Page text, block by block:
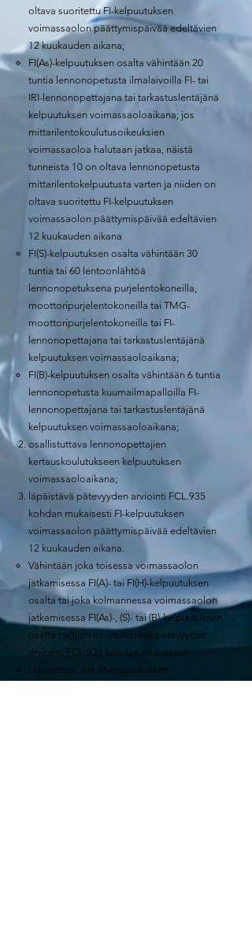
oltava suoritettu FI-kelpuutuksen
voimassaolon päättymispäivää edeltävien
12 kuukauden aikana;
FI(As)-kelpuutuksen osalta vähintään 20
tuntia lennonopetusta ilmalaivoilla FI- tai
IRI-lennonopettajana tai tarkastuslentäjänä
kelpuutuksen voimassaoloaikana; jos
mittarilentokoulutusoikeuksien
voimassaoloa halutaan jatkaa, näistä
tunneista 10 on oltava lennonopetusta
mittarilentokelpuutusta varten ja niiden on
oltava suoritettu FI-kelpuutuksen
voimassaolon päättymispäivää edeltävien
12 kuukauden aikana
FI(S)-kelpuutuksen osalta vähintään 30
tuntia tai 60 lentoonlähtöä
lennonopetuksena purjelentokoneilla,
moottoripurjelentokoneilla tai TMG-
moottoripurjelentokoneilla tai FI-
lennonopettajana tai tarkastuslentäjänä
kelpuutuksen voimassaoloaikana;
FI(B)-kelpuutuksen osalta vähintään 6 tuntia
lennonopetusta kuumailmapalloilla FI-
lennonopettajana tai tarkastuslentäjänä
kelpuutuksen voimassaoloaikana;
osallistuttava lennonopettajien
kertauskoulutukseen kelpuutuksen
voimassaoloaikana;
läpäistävä pätevyyden arviointi FCL.935
kohdan mukaisesti FI-kelpuutuksen
voimassaolon päättymispäivää edeltävien
12 kuukauden aikana.
Vähintään joka toisessa voimassaolon
jatkamisessa FI(A)- tai FI(H)-kelpuutuksen
osalta tai joka kolmannessa voimassaolon
jatkamisessa FI(As)-, (S)- tai (B)-kelpuutuksen
osalta haltijan on läpäistävä pätevyyden
arviointi FCL.935 kohdan mukaisesti.
Uusiminen. Jos FI-kelpuutuksen